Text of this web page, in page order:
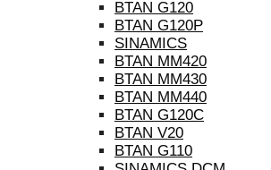
BTAN G120
BTAN G120P
SINAMICS
BTAN MM420
BTAN MM430
BTAN MM440
BTAN G120C
BTAN V20
BTAN G110